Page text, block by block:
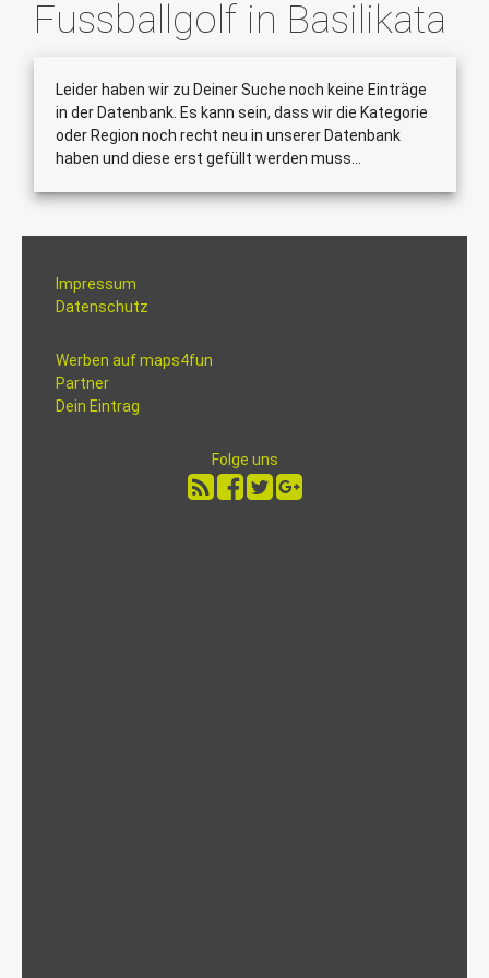
Fussballgolf in Basilikata
Leider haben wir zu Deiner Suche noch keine Einträge
in der Datenbank. Es kann sein, dass wir die Kategorie
oder Region noch recht neu in unserer Datenbank
haben und diese erst gefüllt werden muss...
Impressum
Datenschutz
Werben auf maps4fun
Partner
Dein Eintrag
Folge uns